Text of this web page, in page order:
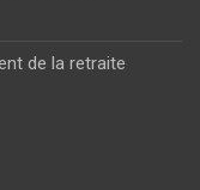
de la retraite